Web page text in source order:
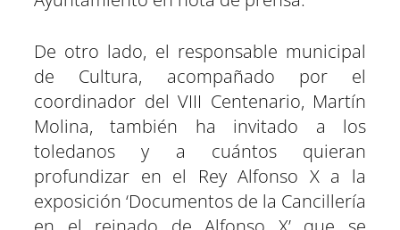
De otro lado, el responsable municipal
de Cultura, acompañado por el
coordinador del VIII Centenario, Martín
Molina, también ha invitado a los
toledanos y a cuántos quieran
profundizar en el Rey Alfonso X a la
exposición ‘Documentos de la Cancillería